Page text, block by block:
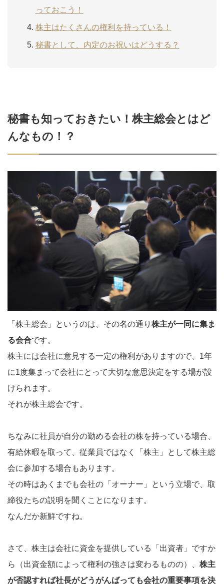
っておこう！
株主はたくさんの権利を持っている！
秘書として、内定のお祝いはどうする？
秘書も知っておきたい！株主総会とはど
んなもの！？
「株主総会」というのは、その名の通り 株主が一同に集ま
る会合です。
株主には会社に意見する一定の権利がありますので、1年
に1度集まって会社にとって大切な意思決定をする場が設
けられます。
それが株主総会です。
ちなみに社員が自分の勤める会社の株を持っている場合、
有給休暇を取って、従業員ではなく「株主」として株主総
会に参加する場合もあります。
その時はあくまでも会社の「オーナー」という立場で、取
締役たちの説明を聞くことになります。
なんだか新鮮ですね。
さて、株主は会社に資金を提供している「出資者」ですか
ら（出資金額によって権利の強さは変わるものの）、 株主
が否認すれば社長がどうがんばっても会社の重要事項を決